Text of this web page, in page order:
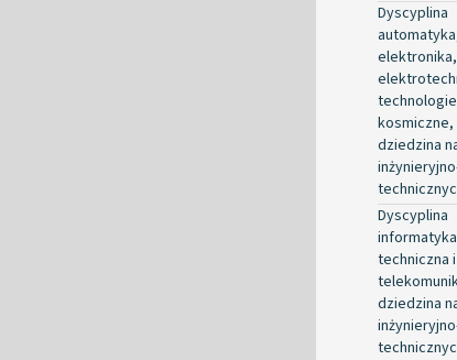
Dyscyplina
elektronika,
technologie
kosmiczne,
dziedzina
Dyscyplina
informatyka
techniczna i
dziedzina